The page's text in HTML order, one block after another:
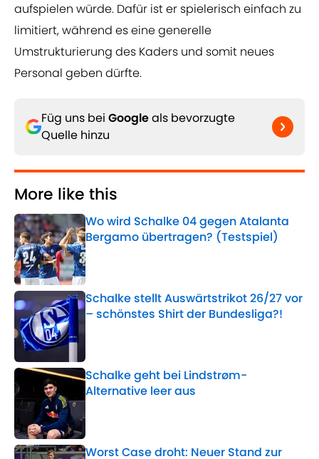
aufspielen würde. Dafür ist er spielerisch einfach zu
limitiert, während es eine generelle
Umstrukturierung des Kaders und somit neues
Personal geben dürfte.
Füg uns bei Googleals bevorzugte
Quelle hinzu
More like this
Wo wird Schalke 04 gegen Atalanta
Bergamo übertragen? (Testspiel)
Published by on Invalid Date
Schalke stellt Auswärtstrikot 26/27 vor
– schönstes Shirt der Bundesliga?!
Schalke geht bei Lindstrøm-
Alternative leer aus
Published by on Invalid Date
Worst Case droht: Neuer Stand zur